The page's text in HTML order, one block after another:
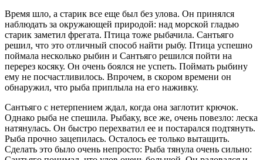
Время шло, а старик все еще был без улова. Он принялся
наблюдать за окружающей природой: над морской гладью
старик заметил фрегата. Птица тоже рыбачила. Сантьяго
решил, что это отличный способ найти рыбу. Птица успешно
поймала несколько рыбин и Сантьяго решился пойти на
перерез косяку. Он очень боялся не успеть. Поймать рыбину
ему не посчастливилось. Впрочем, в скором времени он
обнаружил, что рыба приплыла на его наживку.
Сантьяго с нетерпением ждал, когда она заглотит крючок.
Однако рыба не спешила. Рыбаку, все же, очень повезло: леска
натянулась. Он быстро перехватил ее и постарался подтянуть.
Рыба прочно зацепилась. Осталось ее только вытащить.
Сделать это было очень непросто: Рыба тянула очень сильно: